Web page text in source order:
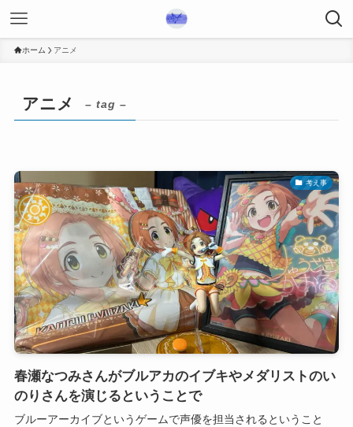
ホーム アニメ
アニメ – tag –
考え事
春瀬なつみさんがブルアカのイブキやメダリストのい
のりさんを演じるということで
ブルーアーカイブというゲームで声優を担当されるということ